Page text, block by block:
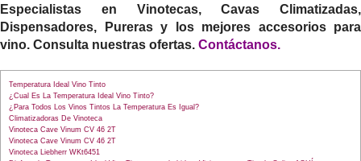
Especialistas en Vinotecas, Cavas Climatizadas,
Dispensadores, Pureras y los mejores accesorios para
vino. Consulta nuestras ofertas. Contáctanos.
Temperatura Ideal Vino Tinto
¿Cual Es La Temperatura Ideal Vino Tinto?
¿Para Todos Los Vinos Tintos La Temperatura Es Igual?
Climatizadoras De Vinoteca
Vinoteca Cave Vinum CV 46 2T
Vinoteca Cave Vinum CV 46 2T
Vinoteca Liebherr WKt6451